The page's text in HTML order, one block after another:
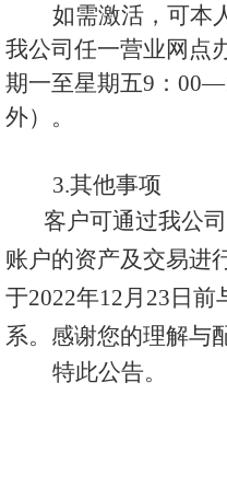
如需激活，可本
我公司任一营业网点
期一至星期五9：
外）。
3.其他事项
客户可通过我公
账户的资产及交易进
于2022年12月 23 日前
系。感谢您的理解与
特此公告。